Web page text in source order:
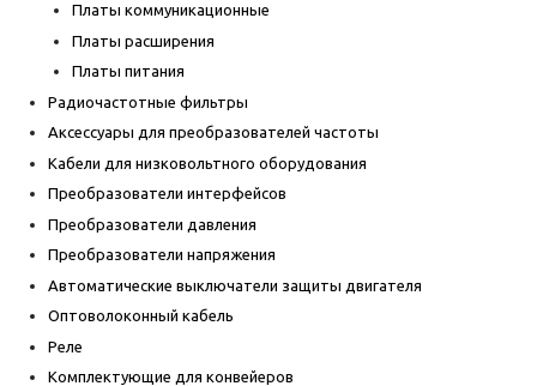
Платы коммуникационные
Платы расширения
Платы питания
Радиочастотные фильтры
Аксессуары для преобразователей частоты
Кабели для низковольтного оборудования
Преобразователи интерфейсов
Преобразователи давления
Преобразователи напряжения
Автоматические выключатели защиты двигателя
Оптоволоконный кабель
Реле
Комплектующие для конвейеров